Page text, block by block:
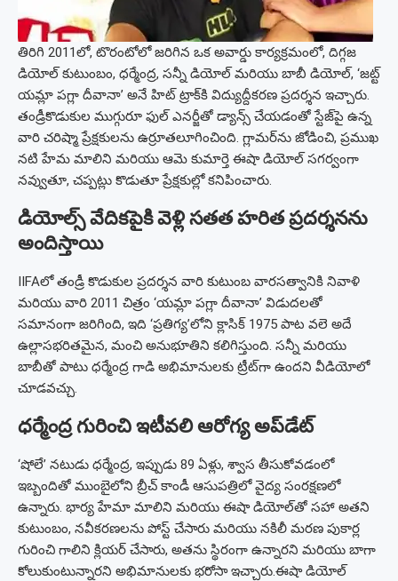
తిరిగి 2011లో, టొరంటోలో జరిగిన ఒక అవార్డు కార్యక్రమంలో, దిగ్గజ
డియోల్ కుటుంబం, ధర్మేంద్ర, సన్నీ డియోల్ మరియు బాబీ డియోల్, ‘జట్ట్
యమ్లా పగ్లా దీవానా’ అనే హిట్ ట్రాక్‌కి విద్యుద్దీకరణ ప్రదర్శన ఇచ్చారు.
తండ్రీకొడుకుల ముగ్గురూ ఫుల్ ఎనర్జీతో డ్యాన్స్ చేయడంతో స్టేజ్‌పై ఉన్న
వారి చరిష్మా ప్రేక్షకులను ఉర్రూతలూగించింది. గ్లామర్‌ను జోడించి, ప్రముఖ
నటి హేమ మాలిని మరియు ఆమె కుమార్తె ఈషా డియోల్ సగర్వంగా
నవ్వుతూ, చప్పట్లు కొడుతూ ప్రేక్షకుల్లో కనిపించారు.
డియోల్స్ వేదికపైకి వెళ్లి సతత హరిత ప్రదర్శనను
అందిస్తాయి
IIFAలో తండ్రీ కొడుకుల ప్రదర్శన వారి కుటుంబ వారసత్వానికి నివాళి
మరియు వారి 2011 చిత్రం ‘యమ్లా పగ్లా దీవానా’ విడుదలతో
సమానంగా జరిగింది, ఇది ‘ప్రతిగ్య’లోని క్లాసిక్ 1975 పాట వలె అదే
ఉల్లాసభరితమైన, మంచి అనుభూతిని కలిగిస్తుంది. సన్నీ మరియు
బాబీతో పాటు ధర్మేంద్ర గాడి అభిమానులకు ట్రీట్‌గా ఉందని వీడియోలో
చూడవచ్చు.
ధర్మేంద్ర గురించి ఇటీవలి ఆరోగ్య అప్‌డేట్
‘షోలే’ నటుడు ధర్మేంద్ర, ఇప్పుడు 89 ఏళ్లు, శ్వాస తీసుకోవడంలో
ఇబ్బందితో ముంబైలోని బ్రీచ్ కాండీ ఆసుపత్రిలో వైద్య సంరక్షణలో
ఉన్నారు. భార్య హేమా మాలిని మరియు ఈషా డియోల్‌తో సహా అతని
కుటుంబం, నవీకరణలను పోస్ట్ చేసారు మరియు నకిలీ మరణ పుకార్ల
గురించి గాలిని క్లియర్ చేసారు, అతను స్థిరంగా ఉన్నారని మరియు బాగా
కోలుకుంటున్నారని అభిమానులకు భరోసా ఇచ్చారు.ఈషా డియోల్